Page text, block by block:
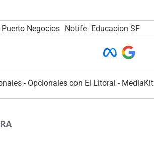
Puerto Negocios Notife Educacion SF
- Opcionales con El Litoral - MediaKit